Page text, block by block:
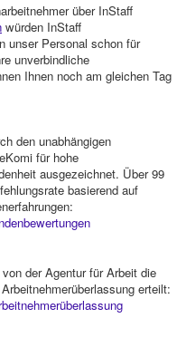
über InStaff
würden InStaff
unser Personal schon für
unverbindliche
Ihnen noch am gleichen Tag
den unabhängigen
für hohe
ausgezeichnet. Über 99
basierend auf
der Agentur für Arbeit die
erteilt: